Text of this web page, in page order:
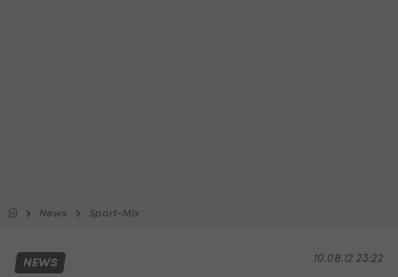
News Sport-Mix
10.08.12 23:22
NEWS